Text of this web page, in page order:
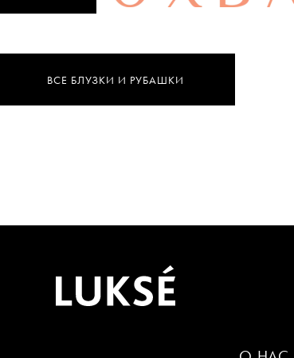
ВСЕ БЛУЗКИ И РУБАШКИ